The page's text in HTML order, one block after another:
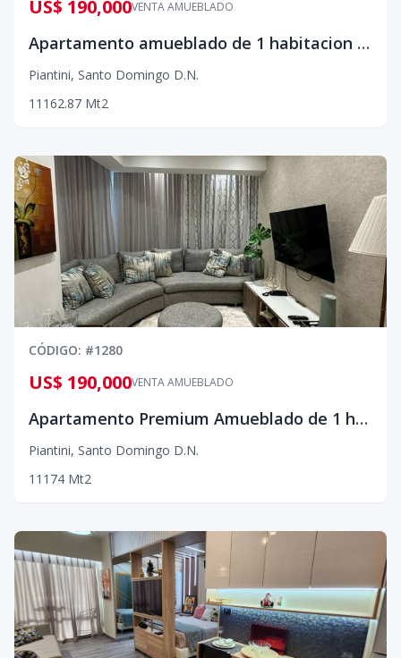
VENTA AMUEBLADO
US$ 190,000
Apartamento amueblado de 1 habitacion en Piantini
Piantini, Santo Domingo D.N.
1 1 162.87 Mt2
CÓDIGO: #1280
VENTA AMUEBLADO
US$ 190,000
Apartamento Premium Amueblado de 1 habitación en Piantini
Piantini, Santo Domingo D.N.
1 1 1 74 Mt2